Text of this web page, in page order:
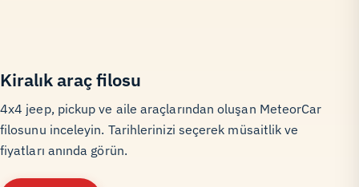
Kiralık araç filosu
4x4 jeep, pickup ve aile araçlarından oluşan MeteorCar
filosunu inceleyin. Tarihlerinizi seçerek müsaitlik ve
fiyatları anında görün.